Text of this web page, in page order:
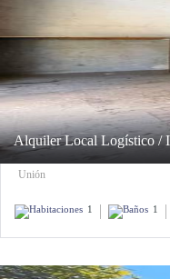
Alquiler Local Logístico /
Unión
1 1